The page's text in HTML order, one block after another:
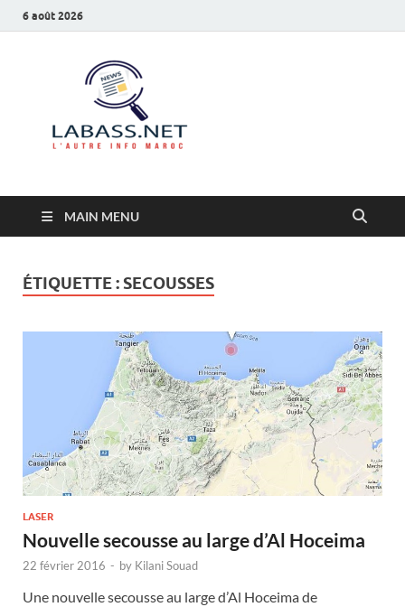
6 août 2026
MAIN MENU
ÉTIQUETTE : SECOUSSES
LASER
Nouvelle secousse au large d’Al Hoceima
22 février 2016 - by Kilani Souad
Une nouvelle secousse au large d’Al Hoceima de